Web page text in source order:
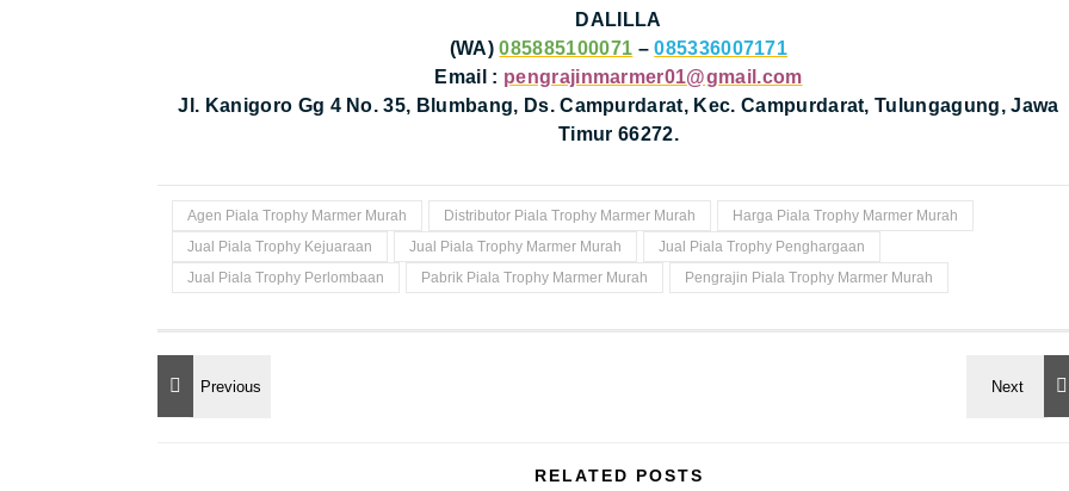
DALILLA
(WA)085885100071 –085336007171
Email : pengrajinmarmer01@gmail.com
Jl. Kanigoro Gg 4 No. 35, Blumbang, Ds. Campurdarat, Kec. Campurdarat, Tulungagung, Jawa
Timur 66272.
Agen Piala Trophy Marmer Murah Distributor Piala Trophy Marmer Murah
Harga Piala Trophy Marmer Murah
Jual Piala Trophy Kejuaraan
Jual Piala Trophy Marmer Murah
Jual Piala Trophy Penghargaan
Jual Piala Trophy Perlombaan
Pabrik Piala Trophy Marmer Murah Pengrajin Piala Trophy Marmer Murah
RELATED POSTS